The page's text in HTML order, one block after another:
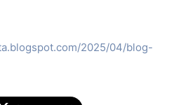
2025/04/blog-